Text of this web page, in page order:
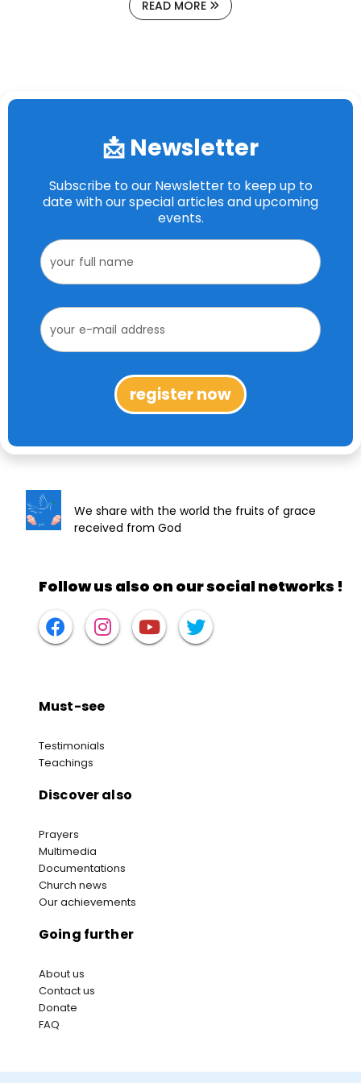
READ MORE
📩 Newsletter
Subscribe to our Newsletter to keep up to
date with our special articles and upcoming
events.
register now
We share with the world the fruits of grace
received from God
Follow us also on our social networks !
Must-see
Testimonials
Teachings
Discover also
Prayers
Multimedia
Documentations
Church news
Our achievements
Going further
About us
Contact us
Donate
FAQ